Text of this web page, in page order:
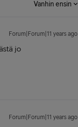
Vanhin ensin
Forum|Forum|11 years ago
jo
Forum|Forum|11 years ago